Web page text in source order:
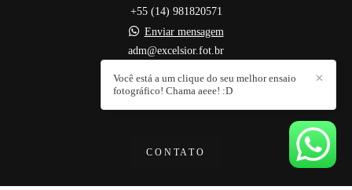
+55 (14) 981820571
Enviar mensagem
adm@excelsior.fot.br
CONTATO
✕
Você está a um clique do seu melhor ensaio
fotográfico! Chama aeee! :D